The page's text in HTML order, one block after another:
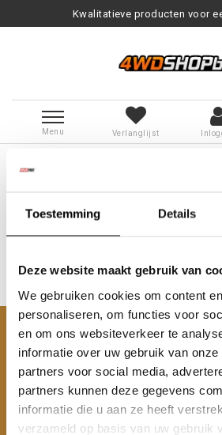
Toestemming Details
Deze website maakt gebruik van
We gebruiken cookies om content
personaliseren, om functies voor
en om ons websiteverkeer te
informatie over uw gebruik van
partners voor social media,
partners kunnen deze gegevens
informatie die u aan ze heeft
verzameld op basis van uw gebruik
Kwalitatieve producten voor
Menu Verlanglijst
Geen producten gevonden!...
Klantenservice
Mijn account
Categorieën